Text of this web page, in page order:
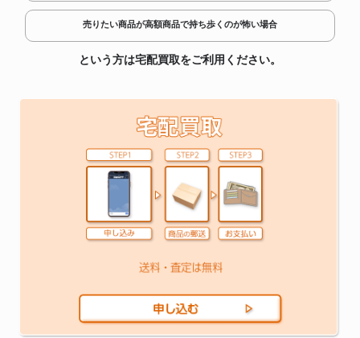
売りたい商品が高額商品で持ち歩くのが怖い場合
という方は宅配買取をご利用ください。